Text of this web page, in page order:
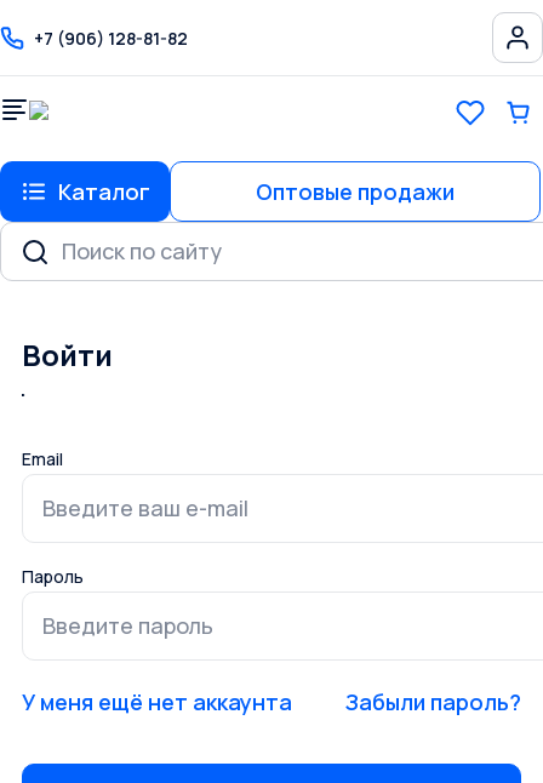
+7 (906) 128-81-82
Каталог Оптовые продажи
Войти
Email
Пароль
У меня ещё нет аккаунта Забыли пароль?